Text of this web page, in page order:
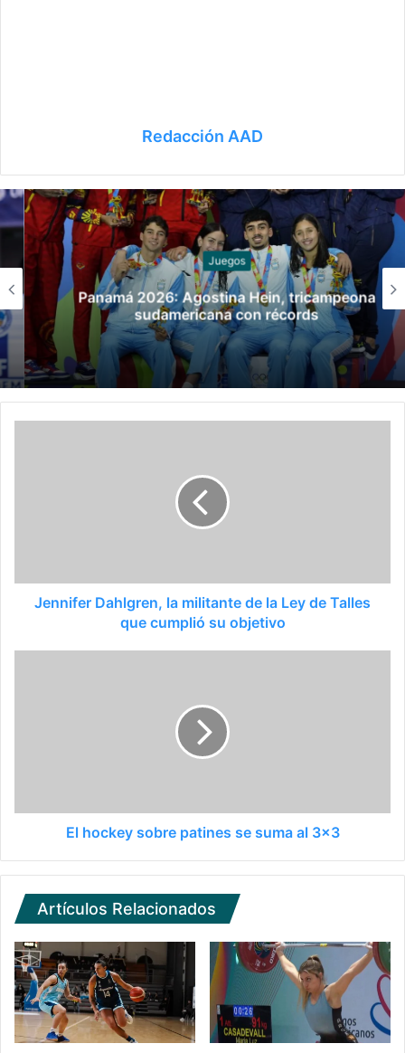
Redacción AAD
Juegos
Panamá 2026: Agostina Hein, tricampeona
sudamericana con récords
Jennifer Dahlgren, la militante de la Ley de Talles
que cumplió su objetivo
El hockey sobre patines se suma al 3x3
Artículos Relacionados